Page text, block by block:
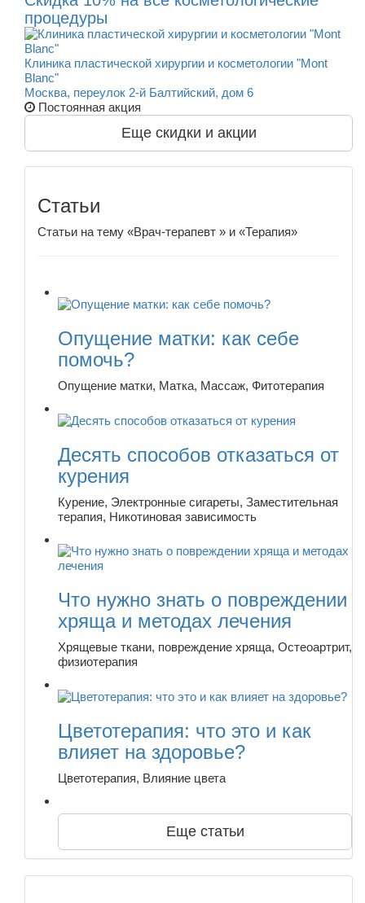
процедуры
Клиника пластической хирургии и косметологии "Mont
Blanc"
Москва, переулок 2-й Балтийский, дом 6
Постоянная акция
Еще скидки и акции
Статьи
Статьи на тему «Врач-терапевт » и «Терапия»
Опущение матки: как себе
помочь?
Опущение матки, Матка, Массаж, Фитотерапия
Десять способов отказаться от
курения
Курение, Электронные сигареты, Заместительная
терапия, Никотиновая зависимость
Что нужно знать о повреждении
хряща и методах лечения
Хрящевые ткани, повреждение хряща, Остеоартрит,
физиотерапия
Цветотерапия: что это и как
влияет на здоровье?
Цветотерапия, Влияние цвета
Еще статьи